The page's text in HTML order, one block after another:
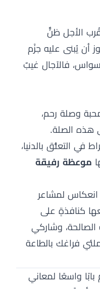
الأجل ظنٌّ
أن يُبنى عليه جزْم
فالآجال غيبٌ
وصلة رحم،
هذه الصلة.
في التعلُّق بالدنيا،
موعظة رفيقة
لمشاعر
كنافذةٍ على
وشاركي
فراغك بالطاعة
واسعًا لمعاني